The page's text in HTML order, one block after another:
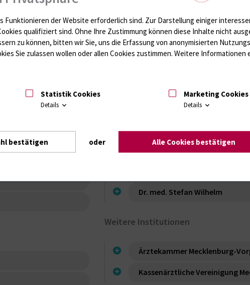
Rehabilitationskliniken
Klinik Graal-Müritz GmbH
Dr. med. Malte Leithäuser
Dr. med. Stefan Wilhelm
Weitere Institutionen
Ärztekammer Mecklenburg-
Kassenärztliche Vereinigung
Funktionieren der Website erforderlich sind. Zur Darstellung einiger
qualifiziert sind. Ohne Ihre Zustimmung können diese Inhalte nicht
zu können, bitten wir Sie, uns die Erfassung von anonymisierten
Sie zulassen wollen oder allen Cookies zustimmen. Weitere Informationen
Statistik Cookies
Details
Marketing Cookies
Details
bestätigen oder Alle Cookies bestätigen